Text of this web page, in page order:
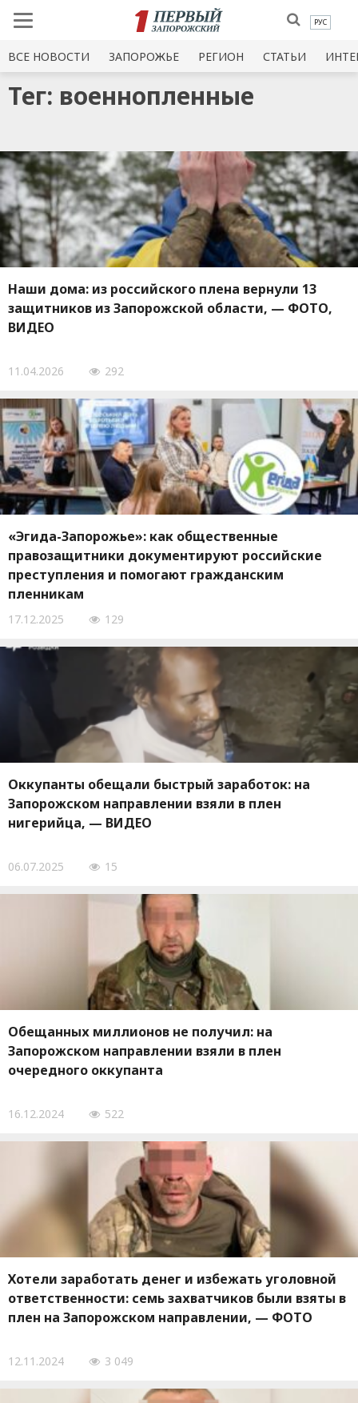
РУС
ВСЕ НОВОСТИ ЗАПОРОЖЬЕ РЕГИОН СТАТЬИ
Тег: военнопленные
Наши дома: из российского плена вернули 13
защитников из Запорожской области, — ФОТО,
ВИДЕО
11.04.2026 292
«Эгида-Запорожье»: как общественные
правозащитники документируют российские
преступления и помогают гражданским
пленникам
17.12.2025 129
Оккупанты обещали быстрый заработок: на
Запорожском направлении взяли в плен
нигерийца, — ВИДЕО
06.07.2025 15
Обещанных миллионов не получил: на
Запорожском направлении взяли в плен
очередного оккупанта
16.12.2024 522
Хотели заработать денег и избежать уголовной
ответственности: семь захватчиков были взяты в
плен на Запорожском направлении, — ФОТО
12.11.2024 3 049